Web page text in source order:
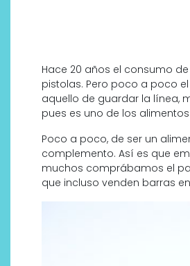
Hace 20 años el consumo de
pistolas. Pero poco a poco
aquello de guardar la línea,
pues es uno de los
Poco a poco, de ser un
complemento. Así es que
muchos comprábamos el
que incluso venden barras